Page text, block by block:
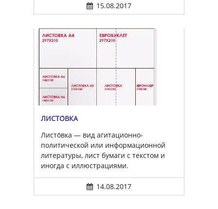
15.08.2017
ЛИСТО́ВКА
Листо́вка — вид агитационно-
политической или информационной
литературы, лист бумаги с текстом и
иногда с иллюстрациями.
14.08.2017